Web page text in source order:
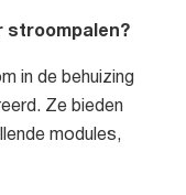
stroompalen?
in de behuizing
Ze bieden
modules,